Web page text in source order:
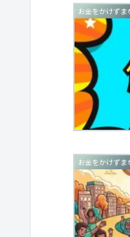
お金をかけずま
お金をかけずま